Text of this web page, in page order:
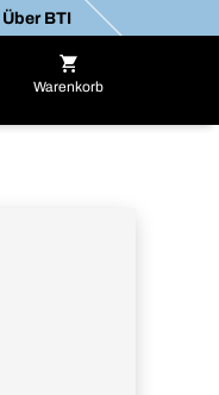
Über BTI
Warenkorb